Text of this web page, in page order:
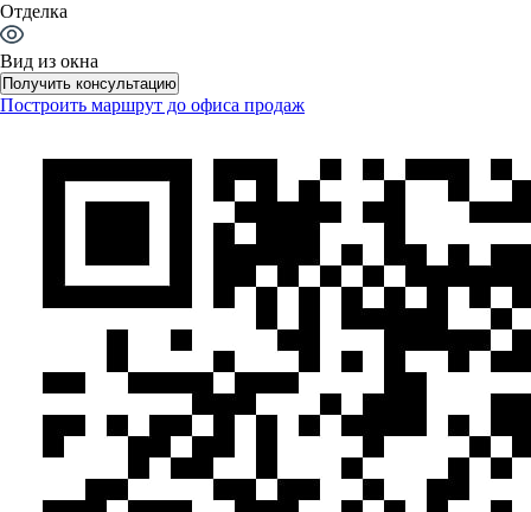
Отделка
Вид из окна
Получить консультацию
Построить маршрут до офиса продаж